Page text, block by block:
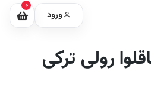
ورود
0
رولی ترکی